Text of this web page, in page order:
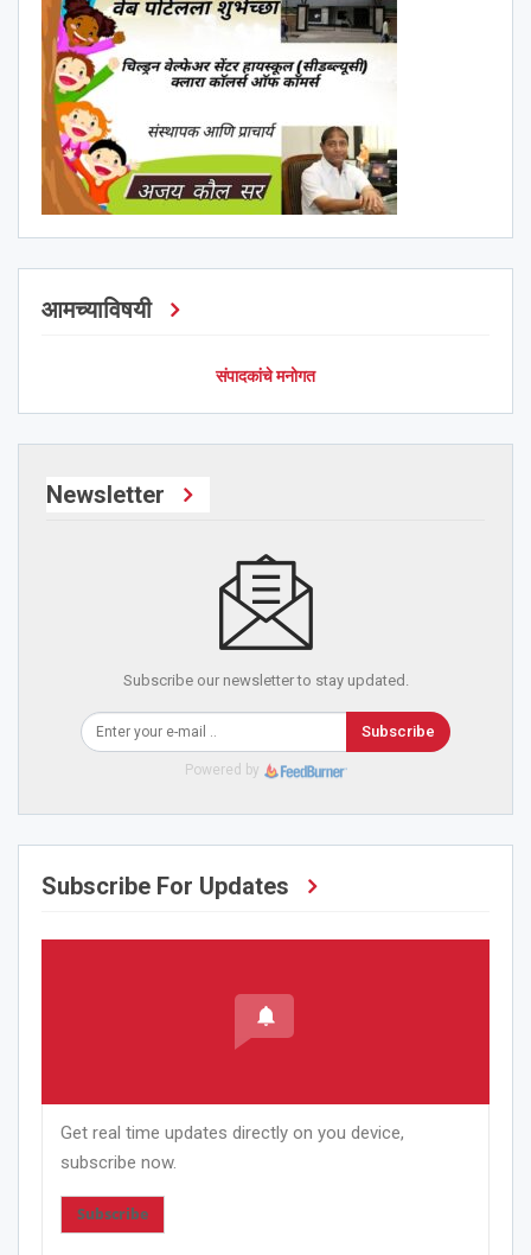
आमच्याविषयी
संपादकांचे मनोगत
Newsletter
Subscribe our newsletter to stay updated.
Subscribe
Powered by
Subscribe For Updates
Get real time updates directly on you device,
subscribe now.
Subscribe